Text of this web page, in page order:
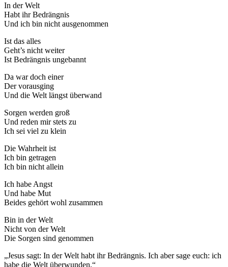
In der Welt
Habt ihr Bedrängnis
Und ich bin nicht ausgenommen
Ist das alles
Geht’s nicht weiter
Ist Bedrängnis ungebannt
Da war doch einer
Der vorausging
Und die Welt längst überwand
Sorgen werden groß
Und reden mir stets zu
Ich sei viel zu klein
Die Wahrheit ist
Ich bin getragen
Ich bin nicht allein
Ich habe Angst
Und habe Mut
Beides gehört wohl zusammen
Bin in der Welt
Nicht von der Welt
Die Sorgen sind genommen
„Jesus sagt: In der Welt habt ihr Bedrängnis. Ich aber sage euch: ich
habe die Welt überwunden.“